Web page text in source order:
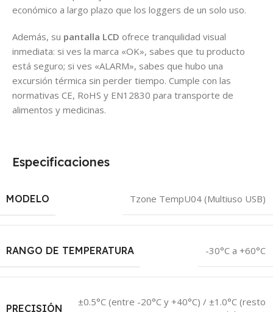
económico a largo plazo que los loggers de un solo uso.
Además, su pantalla LCD ofrece tranquilidad visual
inmediata: si ves la marca «OK», sabes que tu producto
está seguro; si ves «ALARM», sabes que hubo una
excursión térmica sin perder tiempo. Cumple con las
normativas CE, RoHS y EN12830 para transporte de
alimentos y medicinas.
Especificaciones
MODELO Tzone TempU04 (Multiuso USB)
RANGO DE TEMPERATURA -30°C a +60°C
PRECISIÓN
±0.5°C (entre -20°C y +40°C) / ±1.0°C (resto